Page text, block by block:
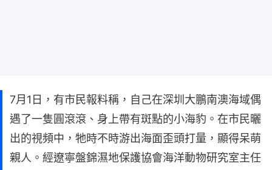
7月1日，有市民報料稱，自己在深圳大鵬南澳海域偶
遇了一隻圓滾滾、身上帶有斑點的小海豹。在市民曬
出的視頻中，牠時不時游出海面歪頭打量，顯得呆萌
親人。經遼寧盤錦濕地保護協會海洋動物研究室主任